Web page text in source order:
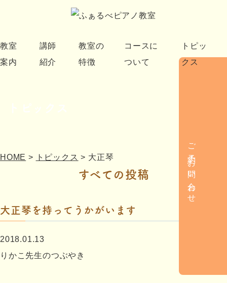
教室
案内
講師
紹介
教室の
特徴
コースに
ついて
トピッ
クス
HOME > トピックス > 大正琴
すべての投稿
大正琴を持ってうかがいます
2018.01.13
りかこ先生のつぶやき
ご予約・お問い合わせ